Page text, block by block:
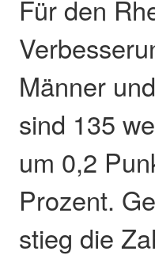
Für den
Männer
sind 135
um 0,2
Prozent.
stieg die